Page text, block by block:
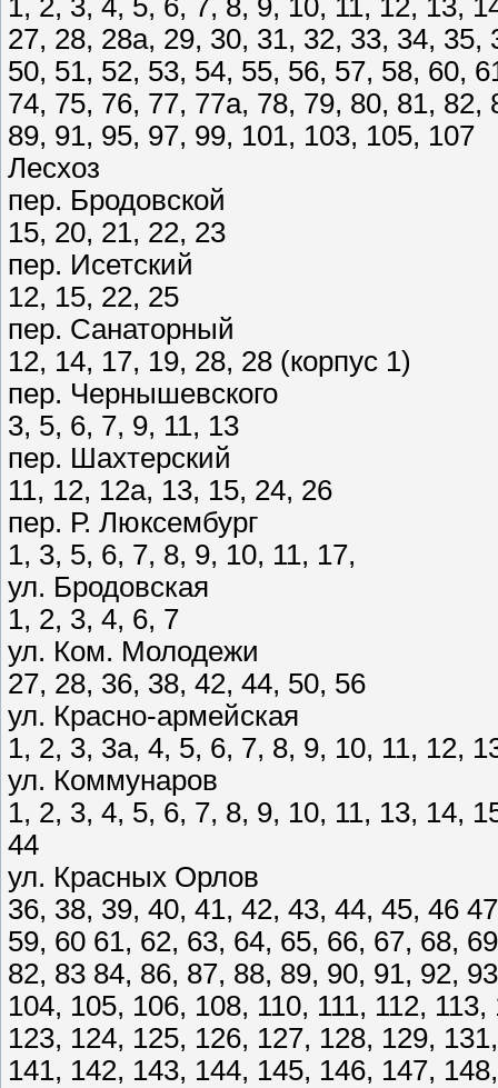
1, 2, 3, 4, 5, 6, 7, 8, 9, 10, 11, 12, 13,
27, 28, 28а, 29, 30, 31, 32, 33, 34,
50, 51, 52, 53, 54, 55, 56, 57, 58, 60,
74, 75, 76, 77, 77а, 78, 79, 80, 81, 82,
89, 91, 95, 97, 99, 101, 103, 105, 107
Лесхоз
пер. Бродовской
15, 20, 21, 22, 23
пер. Исетский
12, 15, 22, 25
пер. Санаторный
12, 14, 17, 19, 28, 28 (корпус 1)
пер. Чернышевского
3, 5, 6, 7, 9, 11, 13
пер. Шахтерский
11, 12, 12а, 13, 15, 24, 26
пер. Р. Люксембург
1, 3, 5, 6, 7, 8, 9, 10, 11, 17,
ул. Бродовская
1, 2, 3, 4, 6, 7
ул. Ком. Молодежи
27, 28, 36, 38, 42, 44, 50, 56
ул. Красно-армейская
1, 2, 3, 3а, 4, 5, 6, 7, 8, 9, 10, 11, 12,
ул. Коммунаров
1, 2, 3, 4, 5, 6, 7, 8, 9, 10, 11, 13, 14,
44
ул. Красных Орлов
36, 38, 39, 40, 41, 42, 43, 44, 45, 46
59, 60 61, 62, 63, 64, 65, 66, 67, 68,
82, 83 84, 86, 87, 88, 89, 90, 91, 92,
104, 105, 106, 108, 110, 111, 112,
123, 124, 125, 126, 127, 128, 129,
141, 142, 143, 144, 145, 146, 147,